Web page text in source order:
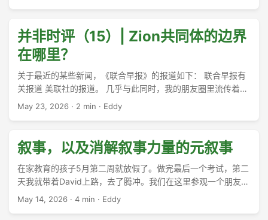
并非时评（15）| Zion共同体的边界
在哪里？
关于最近的某些新闻，《联合早报》的报道如下： 联合早报有
关报道 美联社的报道。 几乎与此同时，我的朋友圈里流传着一
个题为《关于维护……信仰见证与……共同体边界的公开声明》
May 23, 2026 · 2 min · Eddy
叙事，以及消解叙事力量的元叙事
在家教育的孩子5月第二周就放假了。做完最后一个考试，第二
天我就带着David上路，去了腾冲。我们在这里参观一个朋友的
制茶厂，品茶，了解我那要曝光就曝光的红茶。 ...
May 14, 2026 · 4 min · Eddy